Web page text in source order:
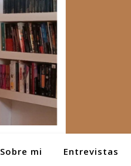
Sobre mi Entrevistas